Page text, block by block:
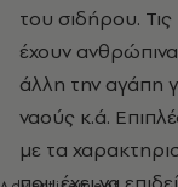
του σιδήρου.
έχουν
άλλη την αγάπη
ναούς κ.ά.
με τα